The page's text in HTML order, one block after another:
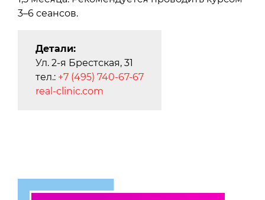
3–6 сеансов. ⠀
Детали:
Ул. 2-я Брестская, 31
тел.: +7 (495) 740-67-67
real-clinic.com